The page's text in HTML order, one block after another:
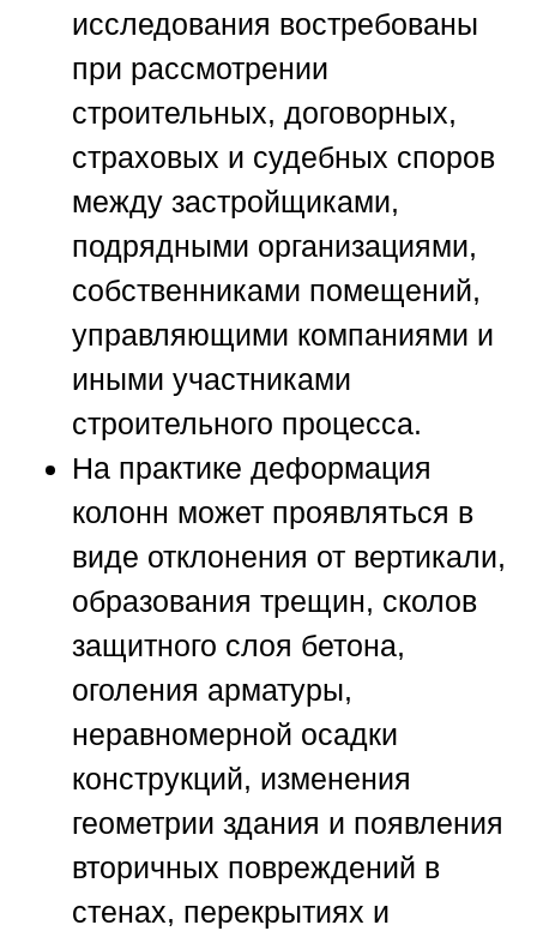
исследования востребованы
при рассмотрении
строительных, договорных,
страховых и судебных споров
между застройщиками,
подрядными организациями,
собственниками помещений,
управляющими компаниями и
иными участниками
строительного процесса.
На практике деформация
колонн может проявляться в
виде отклонения от вертикали,
образования трещин, сколов
защитного слоя бетона,
оголения арматуры,
неравномерной осадки
конструкций, изменения
геометрии здания и появления
вторичных повреждений в
стенах, перекрытиях и